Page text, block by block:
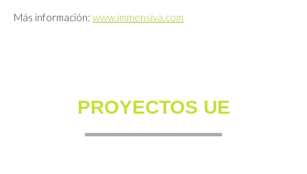
Más información: www.immensiva.com
PROYECTOS UE